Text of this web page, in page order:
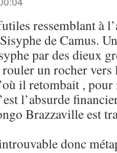
ressemblant à
de Camus.
par des dieux
un rocher vers
il retombait , pour
l’absurde
Brazzaville est
donc